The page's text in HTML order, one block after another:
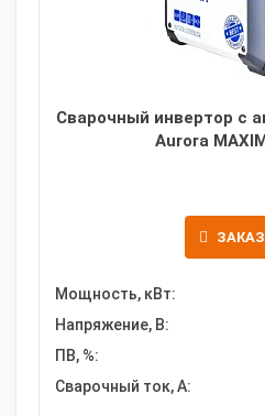
Сварочный инвертор с
Aurora
Мощность, кВт:
Напряжение, В:
ПВ, %:
Сварочный ток, А: